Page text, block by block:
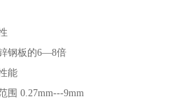
钢板的6—8倍
能
围 0.27mm---9mm